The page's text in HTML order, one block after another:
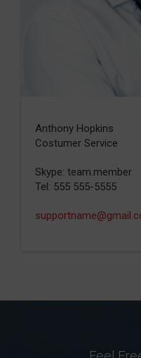
Anthony Hopkins
Costumer Service
Skype: team.member
Tel: 555 555-5555